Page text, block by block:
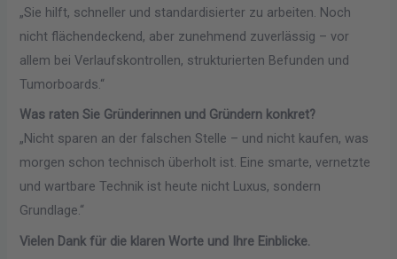
„Sie hilft, schneller und standardisierter zu arbeiten. Noch
nicht flächendeckend, aber zunehmend zuverlässig – vor
allem bei Verlaufskontrollen, strukturierten Befunden und
Tumorboards.“
Was raten Sie Gründerinnen und Gründern konkret?
„Nicht sparen an der falschen Stelle – und nicht kaufen, was
morgen schon technisch überholt ist. Eine smarte, vernetzte
und wartbare Technik ist heute nicht Luxus, sondern
Grundlage.“
Vielen Dank für die klaren Worte und Ihre Einblicke.